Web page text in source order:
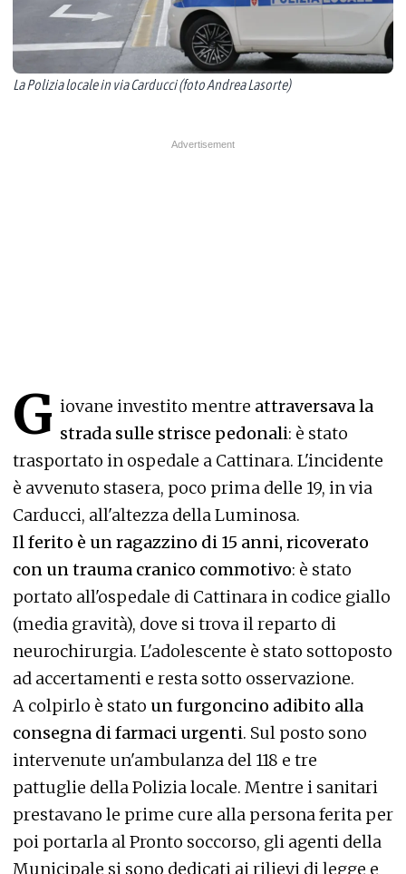
La Polizia locale in via Carducci (foto Andrea Lasorte)
G iovane investito mentre attraversava la
strada sulle strisce pedonali: è stato
trasportato in ospedale a Cattinara. L'incidente
è avvenuto stasera, poco prima delle 19, in via
Carducci, all'altezza della Luminosa.
Il ferito è un ragazzino di 15 anni, ricoverato
con un trauma cranico commotivo: è stato
portato all'ospedale di Cattinara in codice giallo
(media gravità), dove si trova il reparto di
neurochirurgia. L'adolescente è stato sottoposto
ad accertamenti e resta sotto osservazione.
A colpirlo è stato un furgoncino adibito alla
consegna di farmaci urgenti. Sul posto sono
intervenute un'ambulanza del 118 e tre
pattuglie della Polizia locale. Mentre i sanitari
prestavano le prime cure alla persona ferita per
poi portarla al Pronto soccorso, gli agenti della
Municipale si sono dedicati ai rilievi di legge e